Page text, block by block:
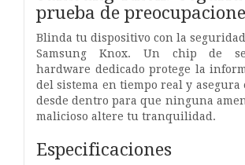
prueba de
Blinda tu dispositivo con la
Samsung Knox. Un chip de
hardware dedicado protege la
del sistema en tiempo real y asegura
desde dentro para que ninguna
malicioso altere tu tranquilidad.
Especificaciones